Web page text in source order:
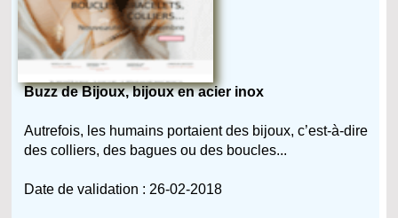
Buzz de Bijoux, bijoux en acier inox
Autrefois, les humains portaient des bijoux, c’est-à-dire
des colliers, des bagues ou des boucles...
Date de validation : 26-02-2018